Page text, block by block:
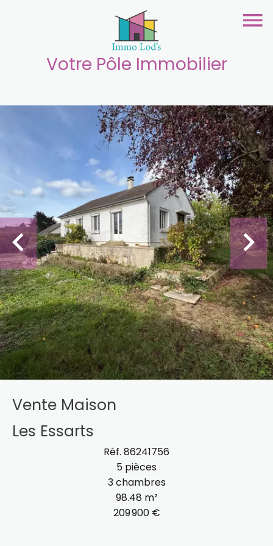
Votre Pôle Immobilier
Vente Maison
Les Essarts
Réf. 86241756
5 pièces
3 chambres
98.48 m²
209 900 €